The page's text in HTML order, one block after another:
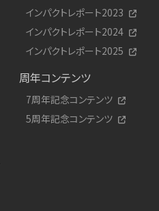
インパクトレポート2023
インパクトレポート2024
インパクトレポート2025
周年コンテンツ
7周年記念コンテンツ
5周年記念コンテンツ